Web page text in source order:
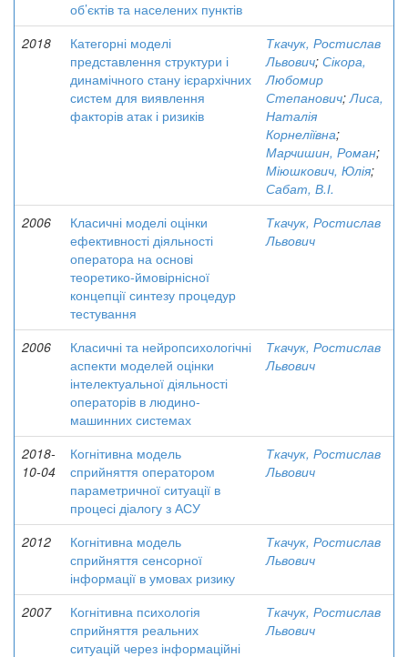
об’єктів та населених пунктів
2018
Категорні моделі
представлення структури і
динамічного стану ієрархічних
систем для виявлення
факторів атак і ризиків
Ткачук, Ростислав
Львович; Сікора,
Любомир
Степанович;Лиса,
Наталія
Корнеліївна;
Марчишин, Роман;
Міюшкович, Юлія;
Сабат, В.І.
2006
Класичні моделі оцінки
ефективності діяльності
оператора на основі
теоретико-ймовірнісної
концепції синтезу процедур
тестування
Ткачук, Ростислав
Львович
2006
Класичні та нейропсихологічні
аспекти моделей оцінки
інтелектуальної діяльності
операторів в людино-
машинних системах
Ткачук, Ростислав
Львович
2018-
10-04
Когнітивна модель
сприйняття оператором
параметричної ситуації в
процесі діалогу з АСУ
Ткачук, Ростислав
Львович
2012
Когнітивна модель
сприйняття сенсорної
інформації в умовах ризику
Ткачук, Ростислав
Львович
2007
Когнітивна психологія
сприйняття реальних
ситуацій через інформаційні
Ткачук, Ростислав
Львович